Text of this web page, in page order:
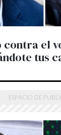
contra el
tus